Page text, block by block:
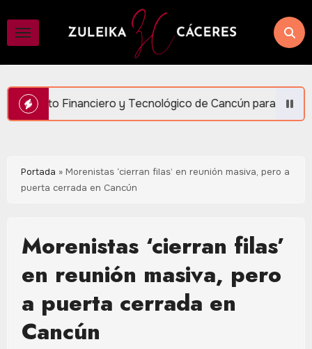
contenido
de Cancún para generar más empleo y bienestar:
Portada » Morenistas ‘cierran filas’ en reunión masiva, pero a
puerta cerrada en Cancún
Morenistas ‘cierran filas’
en reunión masiva, pero
a puerta cerrada en
Cancún